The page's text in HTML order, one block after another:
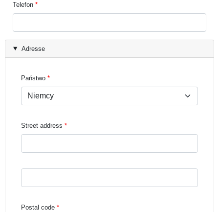
Telefon
Adresse
Państwo
Street address
Street address line 3
Postal code